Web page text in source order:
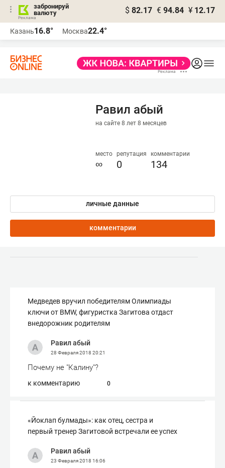
забронируй
валюту
$ 82.17 € 94.84 ¥ 12.17
Казань16.8° Москва22.4°
Равил абый
на сайте 8 лет 8 месяцев
место
∞
репутация
0
комментарии
134
личные данные
комментарии
Медведев вручил победителям Олимпиады
ключи от BMW, фигуристка Загитова отдаст
внедорожник родителям
Равил абый
28 Февраля 2018 20:21
Почему не "Калину"?
к комментарию 0
«Йоклап булмады»: как отец, сестра и
первый тренер Загитовой встречали ее успех
Равил абый
23 Февраля 2018 16:06